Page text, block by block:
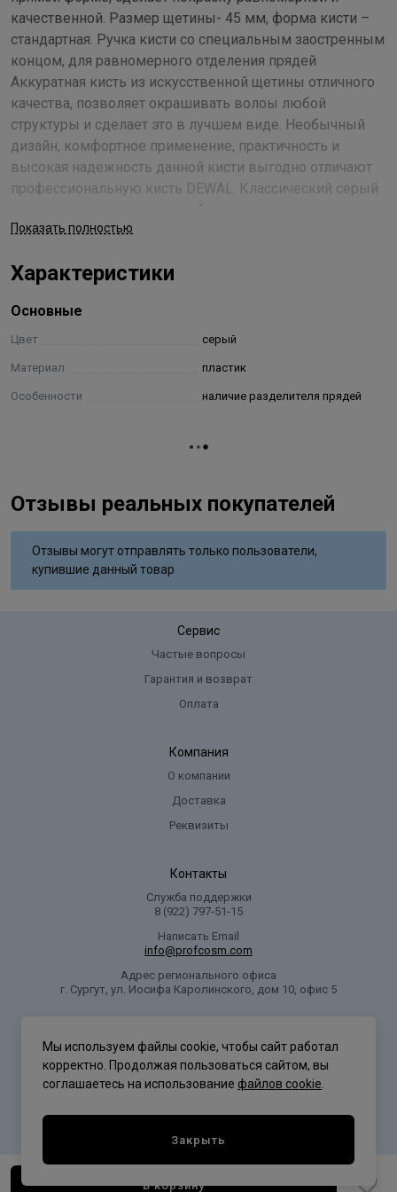
В корзину
качественной. Размер щетины- 45 мм, форма кисти –
стандартная. Ручка кисти со специальным заостренным
концом, для равномерного отделения прядей
Аккуратная кисть из искусственной щетины отличного
качества, позволяет окрашивать волоы любой
структуры и сделает это в лучшем виде. Необычный
дизайн, комфортное применение, практичность и
высокая надежность данной кисти выгодно отличают
профессиональную кисть DEWAL. Классический серый
кисти придает инструменту особый стиль.
Показать полностью
Характеристики
Основные
Цвет серый
Материал пластик
Особенности наличие разделителя прядей
Отзывы реальных покупателей
Отзывы могут отправлять только пользователи,
купившие данный товар
Сервис
Частые вопросы
Гарантия и возврат
Оплата
Компания
О компании
Доставка
Реквизиты
Контакты
Служба поддержки
8 (922) 797‑51-15
Написать Email
info@profcosm.com
Адрес регионального офиса
г. Сургут, ул. Иосифа Каролинского, дом 10, офис 5
Мы используем файлы cookie, чтобы сайт работал
корректно. Продолжая пользоваться сайтом, вы
соглашаетесь на использование файлов cookie
Закрыть